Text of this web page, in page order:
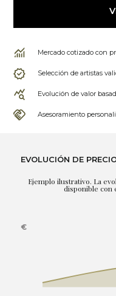
Mercado cotizado con
Selección de artistas
Evolución de valor
Asesoramiento
EVOLUCIÓN DE
Ejemplo ilustrativo. La
disponible con